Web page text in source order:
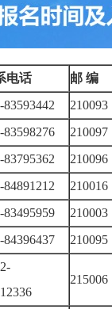
电话 邮 编
83593442
83598276
83795362
84891212
83495959
84396437